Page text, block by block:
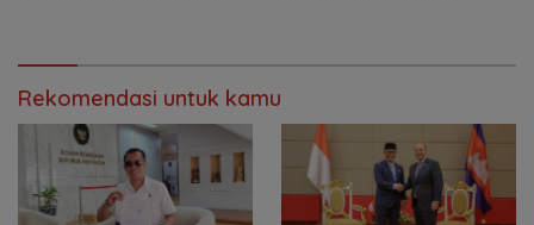
Rekomendasi untuk kamu